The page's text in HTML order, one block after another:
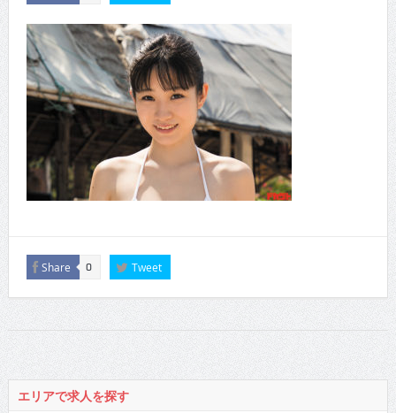
Share 0 Tweet
エリアで求人を探す